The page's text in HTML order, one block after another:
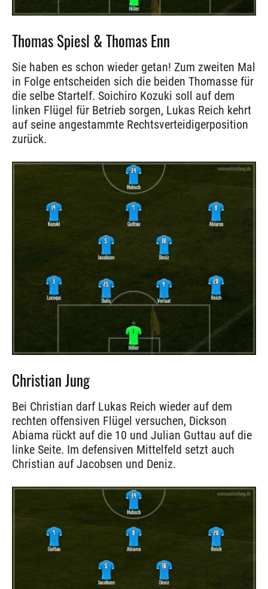
Thomas Spiesl & Thomas Enn
Sie haben es schon wieder getan! Zum zweiten Mal
in Folge entscheiden sich die beiden Thomasse für
die selbe Startelf. Soichiro Kozuki soll auf dem
linken Flügel für Betrieb sorgen, Lukas Reich kehrt
auf seine angestammte Rechtsverteidigerposition
zurück.
Christian Jung
Bei Christian darf Lukas Reich wieder auf dem
rechten offensiven Flügel versuchen, Dickson
Abiama rückt auf die 10 und Julian Guttau auf die
linke Seite. Im defensiven Mittelfeld setzt auch
Christian auf Jacobsen und Deniz.